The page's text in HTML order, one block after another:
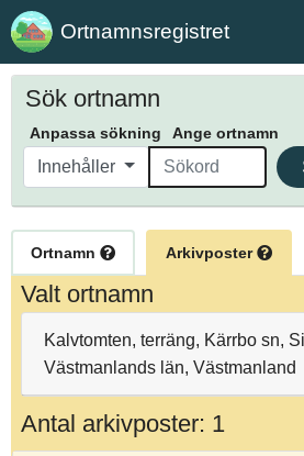
Ortnamnsregistret
Sök ortnamn
Anpassa sökning Ange ortnamn
Innehåller
Ortnamn Arkivposter
Valt ortnamn
Kalvtomten, terräng, Kärrbo sn,
Västmanlands län, Västmanland
Antal arkivposter: 1